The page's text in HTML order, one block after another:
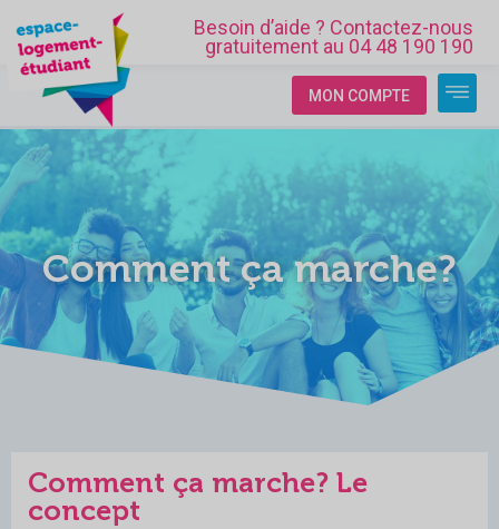
Besoin d’aide ? Contactez-nous
gratuitement au 04 48 190 190
MON COMPTE
Comment ça marche?
Comment ça marche? Le
concept